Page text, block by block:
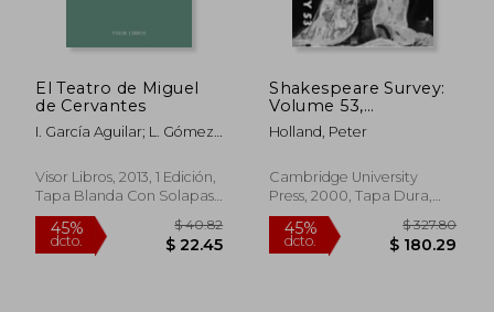
45%
dcto.
El Teatro de Miguel
de Cervantes
I. García Aguilar; L. Gómez
Visor Libros, 2013, 1 Edición,
Tapa Blanda Con Solapas,
Nuevo
Shakespeare Survey:
Volume 53,
Shakespeare and
Narrative: An Annual
Shakespeare Studies
and Production (en
Holland, Peter
Cambridge University
Press, 2000, Tapa Dura,
Nuevo